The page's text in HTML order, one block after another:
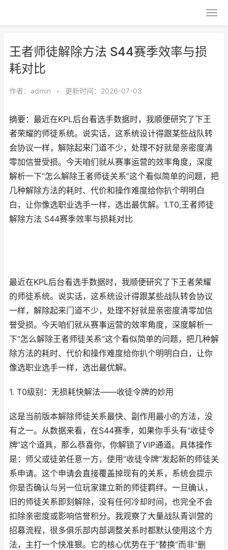
王者师徒解除方法 S44赛季效率与损
耗对比
作者： admin • 更新时间：2026-07-03
摘要：最近在KPL后台看选手数据时，我顺便研究了下王
者荣耀的师徒系统。说实话，这系统设计得跟某些战队转
会协议一样，解除起来门道不少，处理不好就是亲密度清
零加信誉受损。今天咱们就从赛事运营的效率角度，深度
解析一下“怎么解除王者师徒关系”这个看似简单的问题，把
几种解除方法的耗时、代价和操作难度给你扒个明明白
白，让你像选职业选手一样，选出最优解。1.T0,王者师徒
解除方法 S44赛季效率与损耗对比
最近在KPL后台看选手数据时，我顺便研究了下王者荣耀
的师徒系统。说实话，这系统设计得跟某些战队转会协议
一样，解除起来门道不少，处理不好就是亲密度清零加信
誉受损。今天咱们就从赛事运营的效率角度，深度解析一
下“怎么解除王者师徒关系”这个看似简单的问题，把几种解
除方法的耗时、代价和操作难度给你扒个明明白白，让你
像选职业选手一样，选出最优解。
1. T0级别：无损耗快解法——收徒令牌的妙用
这是当前版本解除师徒关系最快、副作用最小的方法，没
有之一。从数据来看，在S44赛季，如果你手头有“收徒令
牌”这个道具，那么恭喜你，你解锁了VIP通道。具体操作
是：师父或徒弟任意一方，使用“收徒令牌”发起新的师徒关
系申请。这个申请会直接覆盖掉现有的关系，系统会提示
你是否确认与另一位玩家建立新的师徒羁绊。一旦确认，
旧的师徒关系即刻解除，没有任何冷却时间，也完全不会
扣除亲密度或影响信誉积分。我观察了大量战队青训营的
招募流程，很多俱乐部内部调整关系时都默认使用这个方
法，主打一个快准狠。它的核心优势在于“替换”而非“删